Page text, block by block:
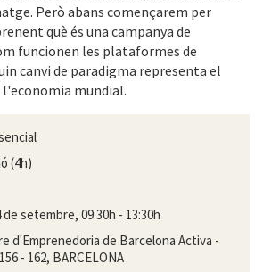
Però abans començarem per
què és una campanya de
funcionen les plataformes de
canvi de paradigma representa el
mundial.
(4h)
de setembre, 09:30h - 13:30h
d'Emprenedoria de Barcelona Activa -
- 162, BARCELONA